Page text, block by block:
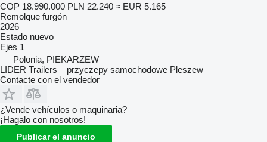
COP 18.990.000 PLN 22.240 ≈ EUR 5.165
Remolque furgón
2026
Estado nuevo
Ejes 1
Polonia, PIEKARZEW
LIDER Trailers – przyczepy samochodowe Pleszew
Contacte con el vendedor
¿Vende vehículos o maquinaria?
¡Hagalo con nosotros!
Publicar el anuncio